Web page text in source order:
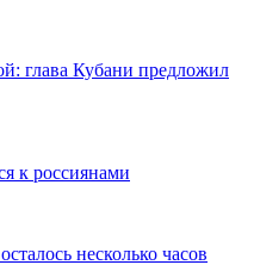
глава Кубани предложил
к россиянами
несколько часов